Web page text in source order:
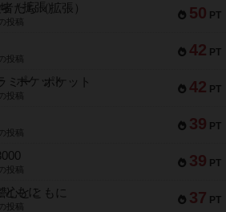
50 PT
たち（拡張）
投稿
42 PT
投稿
42 PT
ミー ポケット
投稿
39 PT
投稿
39 PT
投稿
37 PT
心とともに
投稿